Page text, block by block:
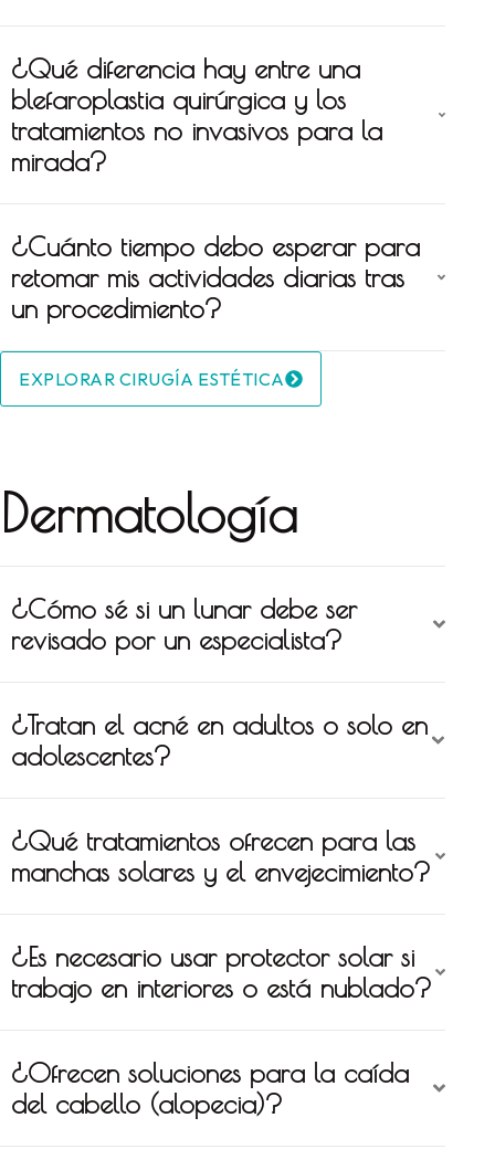
¿Qué diferencia hay entre una
blefaroplastia quirúrgica y los
tratamientos no invasivos para la
mirada?
¿Cuánto tiempo debo esperar para
retomar mis actividades diarias tras
un procedimiento?
EXPLORAR CIRUGÍA ESTÉTICA
Dermatología
¿Cómo sé si un lunar debe ser
revisado por un especialista?
¿Tratan el acné en adultos o solo en
adolescentes?
¿Qué tratamientos ofrecen para las
manchas solares y el envejecimiento?
¿Es necesario usar protector solar si
trabajo en interiores o está nublado?
¿Ofrecen soluciones para la caída
del cabello (alopecia)?